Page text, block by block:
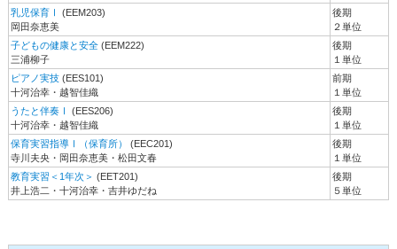
乳児保育Ⅰ
(EEM203)
岡田奈恵美
後期
２単位
子どもの健康と安全(EEM222)
三浦柳子
後期
１単位
ピアノ実技(EES101)
十河治幸・越智佳織
前期
１単位
うたと伴奏Ⅰ
(EES206)
十河治幸・越智佳織
後期
１単位
保育実習指導Ⅰ（保育所）
(EEC201)
寺川夫央・岡田奈恵美・松田文春
後期
１単位
教育実習＜1年次＞ (EET201)
井上浩二・十河治幸・吉井ゆだね
後期
５単位